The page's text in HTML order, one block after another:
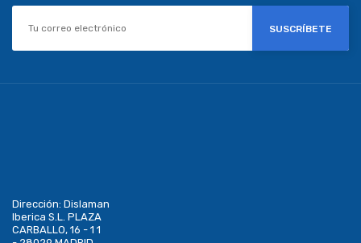
SUSCRÍBETE
Dirección: Dislaman
Iberica S.L. PLAZA
CARBALLO, 16 - 1 1